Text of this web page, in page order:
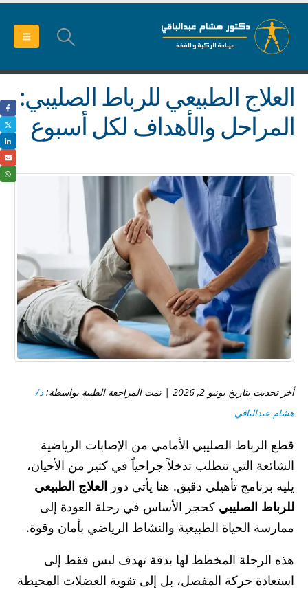
العلاج الطبيعي للرباط الصليبي:
المراحل والأهداف لكل أسبوع
أخر تحديث بتاريخ يونيو 2, 2026 | تمت المراجعة الطبية بواسطة:
د/
هشام عبدالباقي
قطع الرباط الصليبي الأمامي من الإصابات الرياضية
الشائعة التي تتطلب تدخلاً جراحياً في كثير من الأحيان،
يليه برنامج تأهيلي دقيق. هنا يأتي دور العلاج الطبيعي
للرباط الصليبي كحجر الأساس في رحلة العودة إلى
ممارسة الحياة الطبيعية والنشاط الرياضي بأمان وقوة.
هذه الرحلة المخطط لها بدقة تهدف ليس فقط إلى
استعادة حركة المفصل، بل إلى تقوية العضلات المحيطة